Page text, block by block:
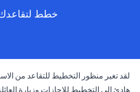
خطط
لقد تغير منظور التخطيط للتقاعد من
هادئ إلى التخطيط للإجازات وزيارة